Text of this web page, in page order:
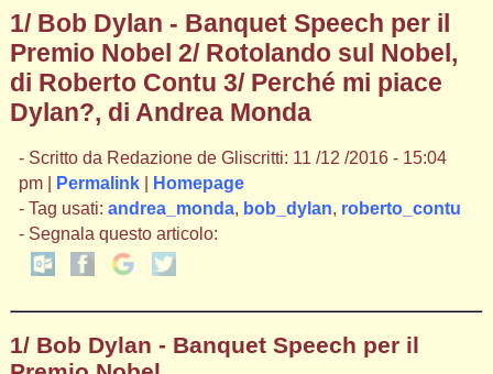
1/ Bob Dylan - Banquet Speech per il
Premio Nobel 2/ Rotolando sul Nobel,
di Roberto Contu 3/ Perché mi piace
Dylan?, di Andrea Monda
- Scritto da Redazione de Gliscritti: 11 /12 /2016 - 15:04
pm |
Permalink|
Homepage
- Tag usati: andrea_monda, bob_dylan, roberto_contu
- Segnala questo articolo:
1/ Bob Dylan - Banquet Speech per il